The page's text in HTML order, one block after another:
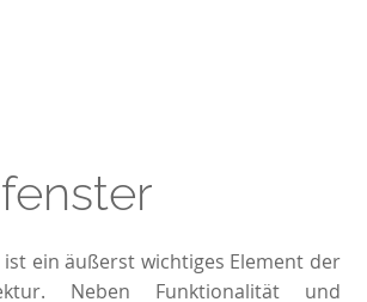
ein äußerst wichtiges Element der
Neben Funktionalität und